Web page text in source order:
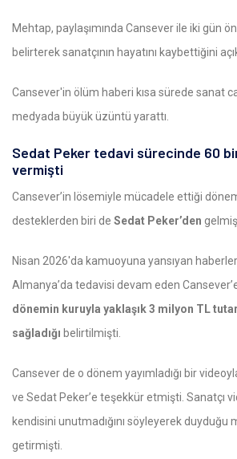
Mehtap, paylaşımında Cansever ile iki gün
belirterek sanatçının hayatını kaybettiğini
Cansever'in ölüm haberi kısa sürede sanat
medyada büyük üzüntü yarattı.
Sedat Peker tedavi sürecinde 60
vermişti
Cansever’in lösemiyle mücadele ettiği
desteklerden biri de Sedat Peker’den
Nisan 2026'da kamuoyuna yansıyan
Almanya’da tedavisi devam eden
dönemin kuruyla yaklaşık 3 milyon TL
sağladığı belirtilmişti.
Cansever de o dönem yayımladığı bir
ve Sedat Peker’e teşekkür etmişti. Sanatçı
kendisini unutmadığını söyleyerek duyduğu
getirmişti.